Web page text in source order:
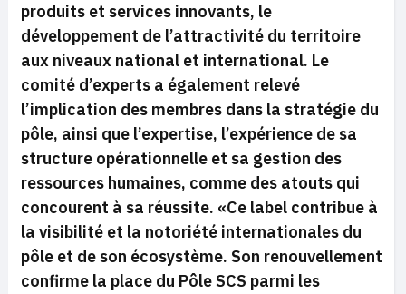
produits et services innovants, le
développement de l’attractivité du territoire
aux niveaux national et international. Le
comité d’experts a également relevé
l’implication des membres dans la stratégie du
pôle, ainsi que l’expertise, l’expérience de sa
structure opérationnelle et sa gestion des
ressources humaines, comme des atouts qui
concourent à sa réussite. «Ce label contribue à
la visibilité et la notoriété internationales du
pôle et de son écosystème. Son renouvellement
confirme la place du Pôle SCS parmi les